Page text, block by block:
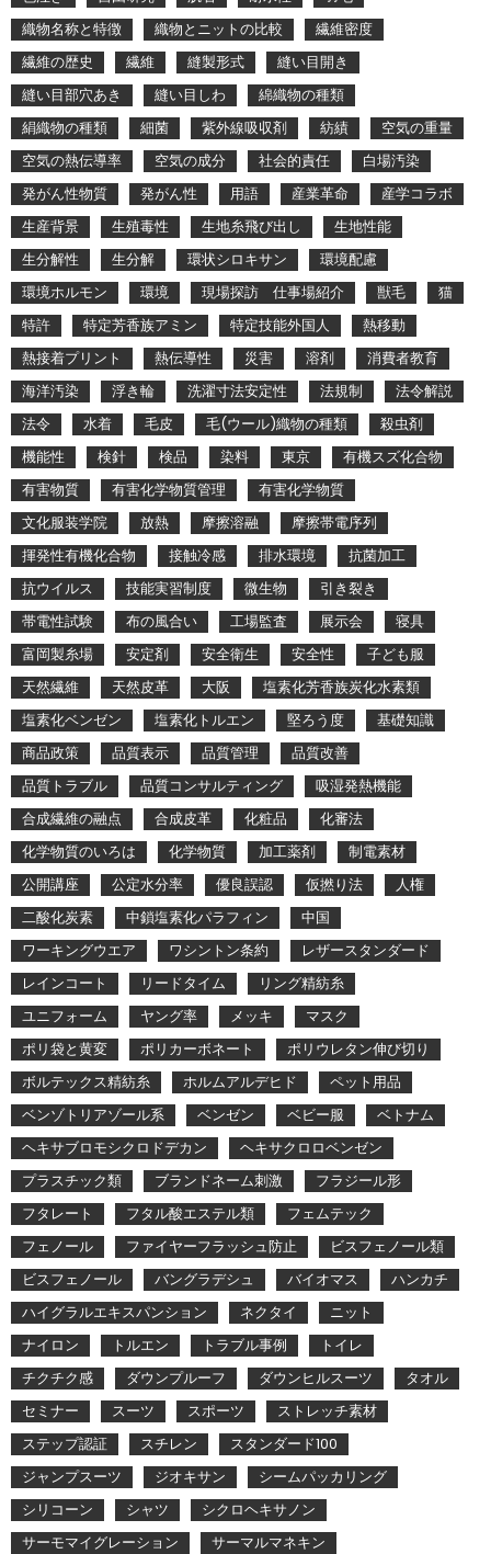
織物名称と特徴
織物とニットの比較
繊維密度
繊維の歴史
繊維 縫製形式
縫い目開き
縫い目部穴あき
縫い目しわ
綿織物の種類
絹織物の種類
細菌 紫外線吸収剤 紡績
空気の重量
空気の熱伝導率
空気の成分 社会的責任
白場汚染
発がん性物質
発がん性 用語 産業革命
産学コラボ
生産背景
生殖毒性 生地糸飛び出し
生地性能
生分解性
生分解 環状シロキサン
環境配慮
環境ホルモン
環境 現場探訪 仕事場紹介 獣毛
猫
特許
特定芳香族アミン 特定技能外国人
熱移動
熱接着プリント
熱伝導性 災害 溶剤
消費者教育
海洋汚染
浮き輪 洗濯寸法安定性 法規制
法令解説
法令
水着 毛皮 毛(ウール)織物の種類
殺虫剤
機能性
検針 検品 染料 東京
有機スズ化合物
有害物質
有害化学物質管理
有害化学物質
文化服装学院
放熱 摩擦溶融
摩擦帯電序列
揮発性有機化合物
接触冷感 排水環境
抗菌加工
抗ウイルス
技能実習制度 微生物
引き裂き
帯電性試験
布の風合い 工場監査 展示会
寝具
富岡製糸場
安定剤 安全衛生 安全性
子ども服
天然繊維
天然皮革 大阪
塩素化芳香族炭化水素類
塩素化ベンゼン
塩素化トルエン 堅ろう度
基礎知識
商品政策
品質表示 品質管理
品質改善
品質トラブル
品質コンサルティング
吸湿発熱機能
合成繊維の融点
合成皮革 化粧品
化審法
化学物質のいろは
化学物質 加工薬剤
制電素材
公開講座
公定水分率 優良誤認 仮撚り法
人権
二酸化炭素
中鎖塩素化パラフィン
中国
ワーキングウエア
ワシントン条約
レザースタンダード
レインコート
リードタイム
リング精紡糸
ユニフォーム
ヤング率 メッキ
マスク
ポリ袋と黄変
ポリカーボネート
ポリウレタン伸び切り
ボルテックス精紡糸
ホルムアルデヒド
ペット用品
ベンゾトリアゾール系
ベンゼン ベビー服
ベトナム
ヘキサブロモシクロドデカン
ヘキサクロロベンゼン
プラスチック類
ブランドネーム刺激
フラジール形
フタレート
フタル酸エステル類
フェムテック
フェノール
ファイヤーフラッシュ防止
ビスフェノール類
ビスフェノール
バングラデシュ バイオマス
ハンカチ
ハイグラルエキスパンション
ネクタイ
ニット
ナイロン
トルエン トラブル事例
トイレ
チクチク感
ダウンプルーフ ダウンヒルスーツ
タオル
セミナー
スーツ スポーツ
ストレッチ素材
ステップ認証
スチレン
スタンダード100
ジャンプスーツ
ジオキサン
シームパッカリング
シリコーン
シャツ
シクロヘキサノン
サーモマイグレーション
サーマルマネキン